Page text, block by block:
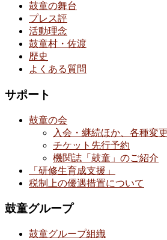
鼓童の舞台
プレス評
活動理念
鼓童村・佐渡
歴史
よくある質問
サポート
鼓童の会
入会・継続ほか、各種変
チケット先行予約
機関誌「鼓童」のご紹介
「研修生育成支援」
税制上の優遇措置について
鼓童グループ
鼓童グループ組織